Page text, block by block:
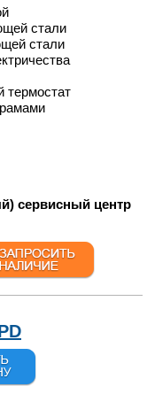
стали
стали
термостат
сервисный центр